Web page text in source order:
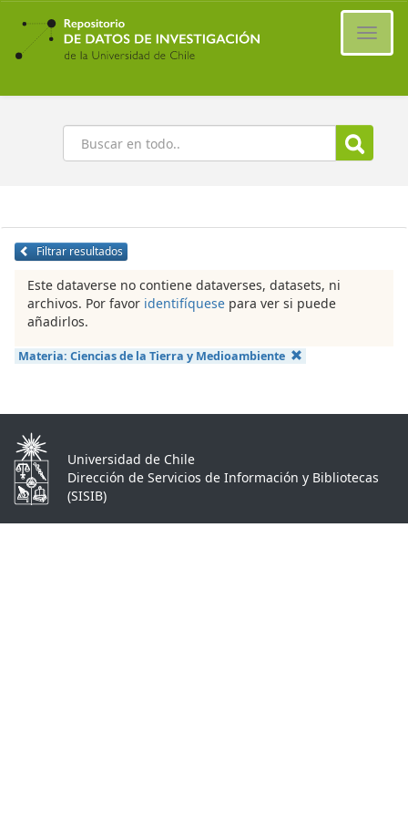
Ir
contenido
principal
Buscar
Filtrar resultados
Este dataverse no contiene dataverses, datasets, ni
archivos. Por favor identifíquese para ver si puede
añadirlos.
Materia: Ciencias de la Tierra y Medioambiente
Universidad de Chile
Dirección de Servicios de Información y Bibliotecas
(SISIB)